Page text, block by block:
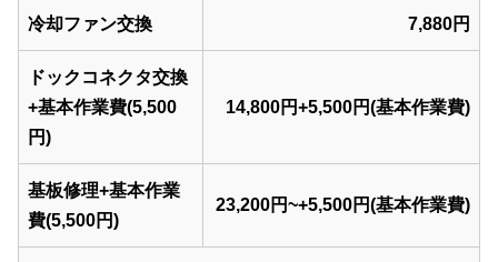
冷却ファン交換 7,880円
ドックコネクタ交換
+基本作業費(5,500
円)
14,800円+5,500円(基本作業費)
基板修理+基本作業
費(5,500円)
23,200円~+5,500円(基本作業費)